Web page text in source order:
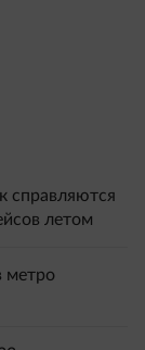
справляются
летом
метро